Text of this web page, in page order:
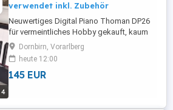
4
verwendet inkl. Zubehör
Neuwertiges Digital Piano Thoman DP26
für vermeintliches Hobby gekauft, kaum
verwendet. Erstbesitz, NP 300E.
Selbstabholung
Dornbirn, Vorarlberg
heute 12:00
145 EUR